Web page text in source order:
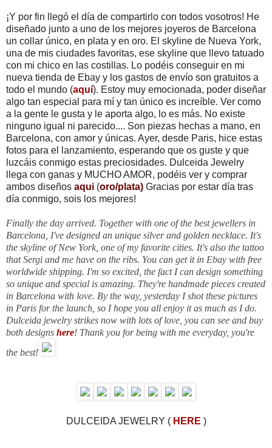
¡Y por fin llegó el día de compartirlo con todos vosotros! He
diseñado junto a uno de los mejores joyeros de Barcelona
un collar único, en plata y en oro. El skyline de Nueva York,
una de mis ciudades favoritas, ese skyline que llevo tatuado
con mi chico en las costillas. Lo podéis conseguir en mi
nueva tienda de Ebay y los gastos de envío son gratuitos a
todo el mundo (aquí). Estoy muy emocionada, poder diseñar
algo tan especial para mí y tan único es increíble. Ver como
a la gente le gusta y le aporta algo, lo es más. No existe
ninguno igual ni parecido.... Son piezas hechas a mano, en
Barcelona, con amor y únicas. Ayer, desde Paris, hice estas
fotos para el lanzamiento, esperando que os guste y que
luzcáis conmigo estas preciosidades. Dulceida Jewelry
llega con ganas y MUCHO AMOR, podéis ver y comprar
ambos diseños aqui (oro/plata) Gracias por estar día tras
día conmigo, sois los mejores!
Finally the day arrived. Together with one of the best jewellers in
Barcelona, I've designed an unique silver and golden necklace. It's
the skyline of New York, one of my favorite cities. It's also the tattoo
that Sergi and me have on the ribs. You can get it in Ebay with free
worldwide shipping. I'm so excited, the fact I can design something
so unique and special is amazing. They're handmade pieces created
in Barcelona with love. By the way, yesterday I shot these pictures
in Paris for the launch, so I hope you all enjoy it as much as I do.
Dulceida jewelry strikes now with lots of love, you can see and buy
both designs here! Thank you for being with me everyday, you're
the best!
DULCEIDA JEWELRY ( HERE )